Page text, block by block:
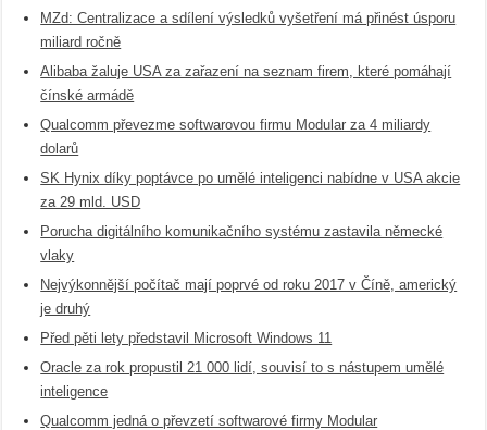
MZd: Centralizace a sdílení výsledků vyšetření má přinést úsporu
miliard ročně
Alibaba žaluje USA za zařazení na seznam firem, které pomáhají
čínské armádě
Qualcomm převezme softwarovou firmu Modular za 4 miliardy
dolarů
SK Hynix díky poptávce po umělé inteligenci nabídne v USA akcie
za 29 mld. USD
Porucha digitálního komunikačního systému zastavila německé
vlaky
Nejvýkonnější počítač mají poprvé od roku 2017 v Číně, americký
je druhý
Před pěti lety představil Microsoft Windows 11
Oracle za rok propustil 21 000 lidí, souvisí to s nástupem umělé
inteligence
Qualcomm jedná o převzetí softwarové firmy Modular